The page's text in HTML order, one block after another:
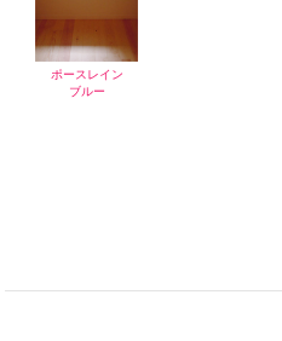
ポースレイン
ブルー